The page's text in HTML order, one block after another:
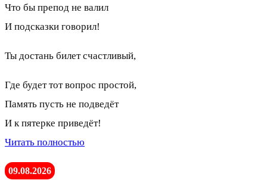
Что бы препод не валил
И подсказки говорил!
Ты достань билет счастливый,
Где будет тот вопрос простой,
Память пусть не подведёт
И к пятерке приведёт!
Читать полностью
09.08.2026